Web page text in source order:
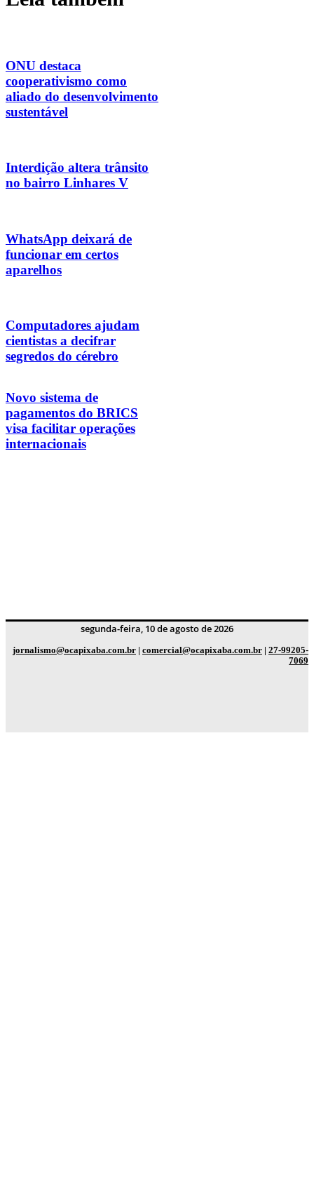
ONU destaca
cooperativismo como
aliado do desenvolvimento
sustentável
Interdição altera trânsito
no bairro Linhares V
WhatsApp deixará de
funcionar em certos
aparelhos
Computadores ajudam
cientistas a decifrar
segredos do cérebro
Novo sistema de
pagamentos do BRICS
visa facilitar operações
internacionais
segunda-feira, 10 de agosto de 2026
jornalismo@ocapixaba.com.br | comercial@ocapixaba.com.br | 27-99205-
7069